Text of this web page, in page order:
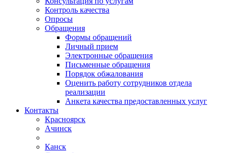
Контроль качества
Опросы
Обращения
Формы обращений
Личный прием
Электронные обращения
Письменные обращения
Порядок обжалования
Оценить работу сотрудников отдела
реализации
Анкета качества предоставленных услуг
Контакты
Красноярск
Ачинск
Канск